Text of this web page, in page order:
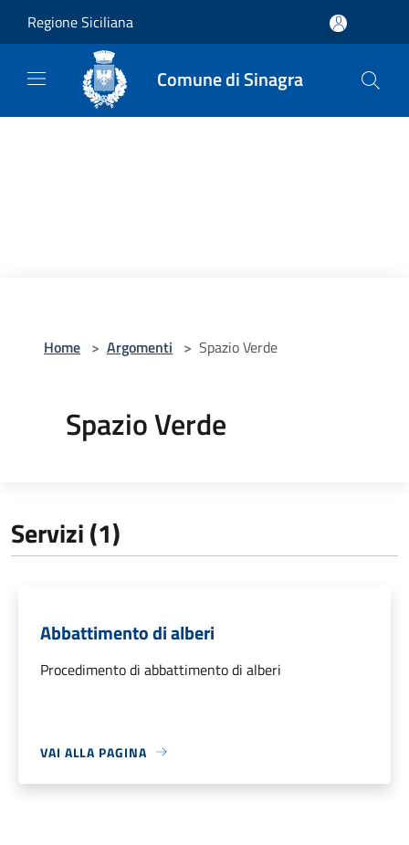
Regione Siciliana
Comune di Sinagra
Home > Argomenti > Spazio Verde
Spazio Verde
Servizi (1)
Abbattimento di alberi
Procedimento di abbattimento di alberi
VAI ALLA PAGINA